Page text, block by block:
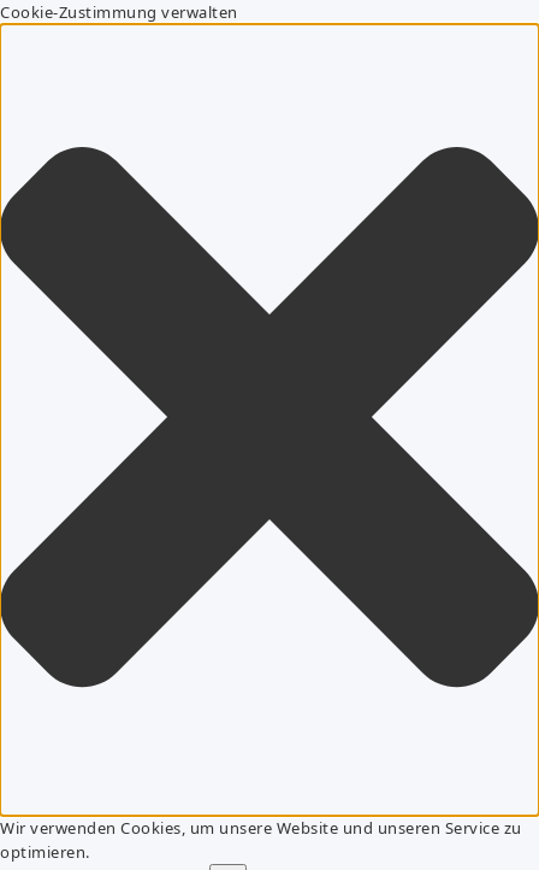
Cookie-Zustimmung verwalten
Wir verwenden Cookies, um unsere Website und unseren Service zu
optimieren.